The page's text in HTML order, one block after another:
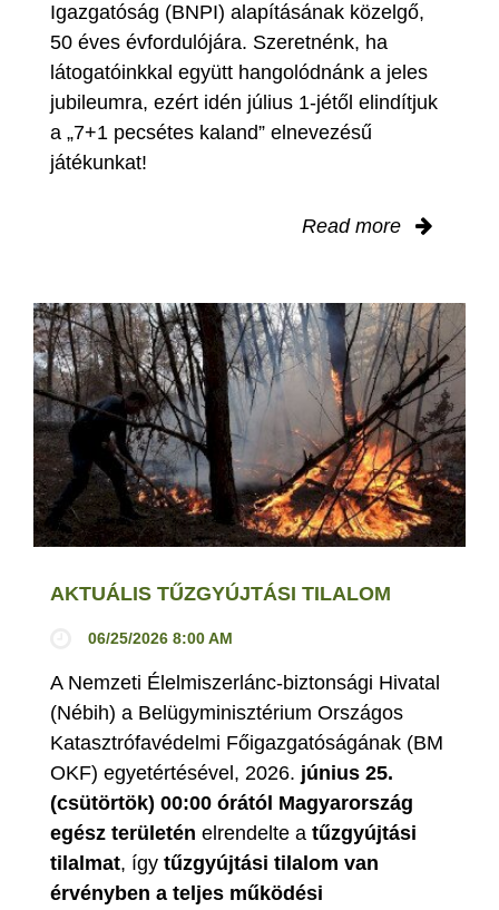
Igazgatóság (BNPI) alapításának közelgő,
50 éves évfordulójára. Szeretnénk, ha
látogatóinkkal együtt hangolódnánk a jeles
jubileumra, ezért idén július 1-jétől elindítjuk
a „7+1 pecsétes kaland” elnevezésű
játékunkat!
Read more
AKTUÁLIS TŰZGYÚJTÁSI TILALOM
06/25/2026 8:00 AM
A Nemzeti Élelmiszerlánc-biztonsági Hivatal
(Nébih) a Belügyminisztérium Országos
Katasztrófavédelmi Főigazgatóságának (BM
OKF) egyetértésével, 2026. június 25.
(csütörtök) 00:00 órától Magyarország
egész területén elrendelte a tűzgyújtási
tilalmat, így tűzgyújtási tilalom van
érvényben a teljes működési